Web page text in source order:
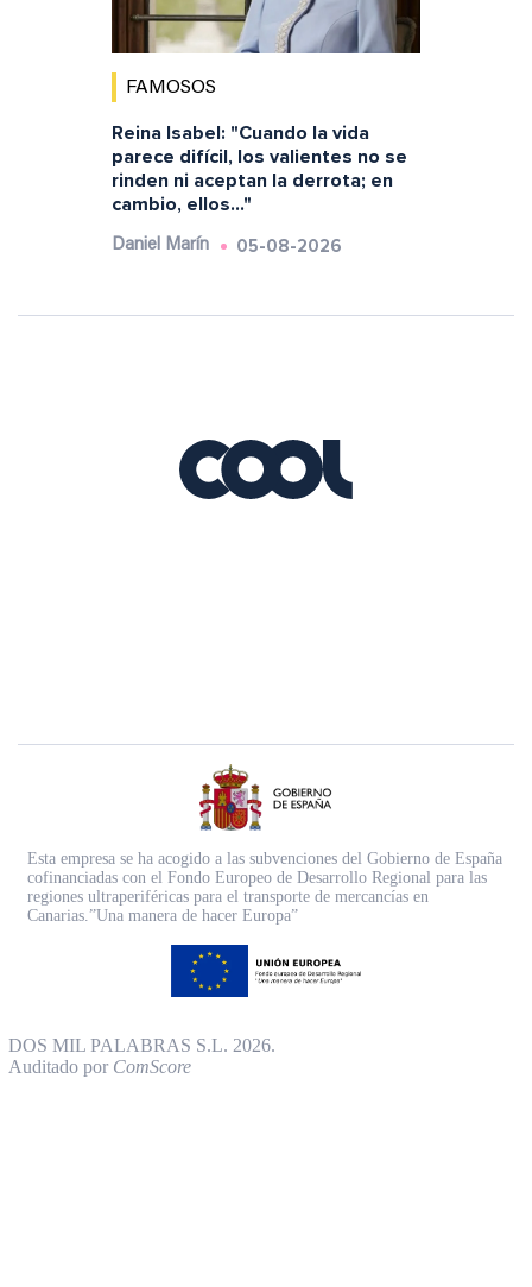
FAMOSOS
Reina Isabel: "Cuando la vida
parece difícil, los valientes no se
rinden ni aceptan la derrota; en
cambio, ellos..."
Daniel Marín 05-08-2026
Esta empresa se ha acogido a las subvenciones del Gobierno de España
cofinanciadas con el Fondo Europeo de Desarrollo Regional para las
regiones ultraperiféricas para el transporte de mercancías en
Canarias.”Una manera de hacer Europa”
DOS MIL PALABRAS S.L. 2026.
Auditado por ComScore